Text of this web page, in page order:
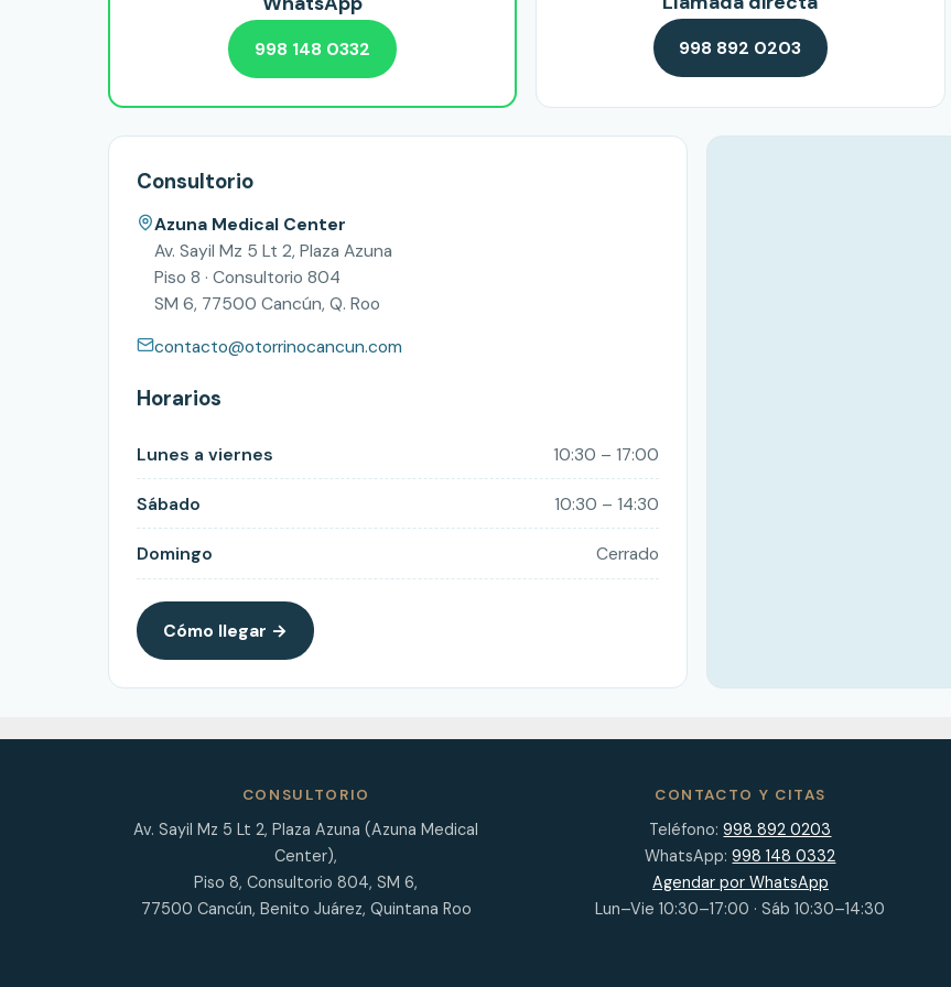
998 148 0332 998 892 0203
Consultorio
Azuna Medical Center
Av. Sayil Mz 5 Lt 2, Plaza Azuna
Piso 8 · Consultorio 804
SM 6, 77500 Cancún, Q. Roo
contacto@otorrinocancun.com
Horarios
Lunes a viernes 10:30 – 17:00
Sábado 10:30 – 14:30
Domingo Cerrado
Cómo llegar →
CONSULTORIO
Av. Sayil Mz 5 Lt 2, Plaza Azuna (Azuna Medical
Center),
Piso 8, Consultorio 804, SM 6,
77500 Cancún, Benito Juárez, Quintana Roo
CONTACTO Y CITAS
Teléfono:998 892 0203
WhatsApp:998 148 0332
Agendar por WhatsApp
Lun–Vie 10:30–17:00 · Sáb 10:30–14:30